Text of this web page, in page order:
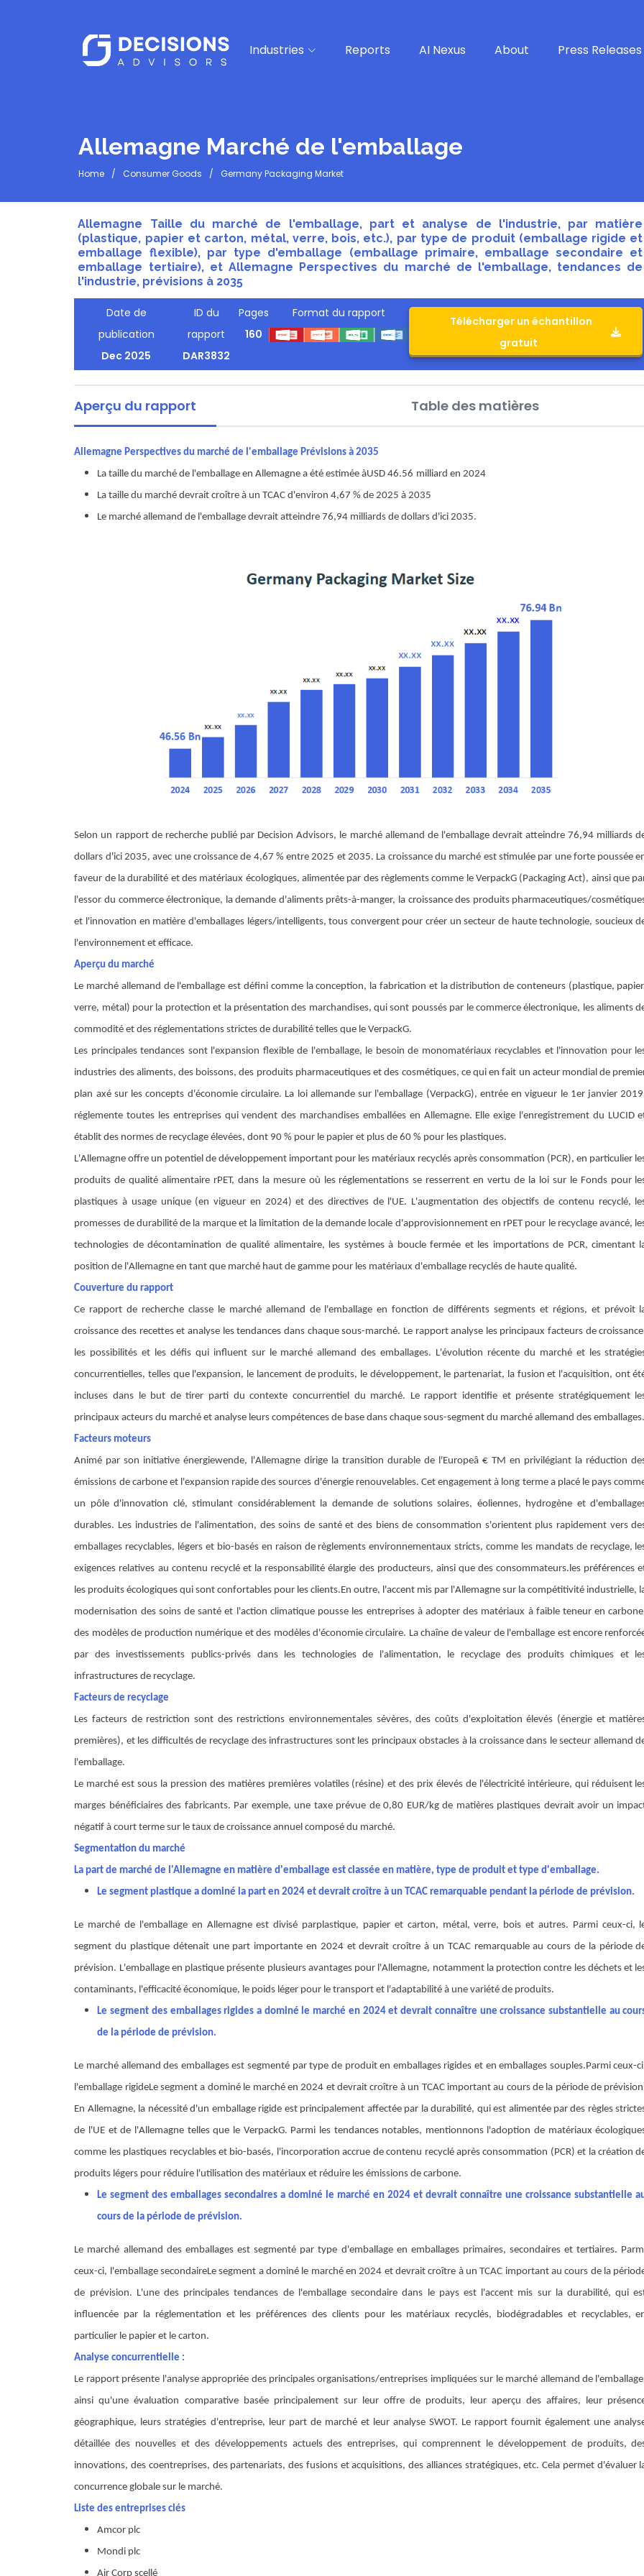
Industries Reports AI Nexus About Press Releases
Allemagne Marché de l'emballage
Home Consumer Goods Germany Packaging Market
Allemagne Taille du marché de l'emballage, part et analyse de l'industrie, par matière
(plastique, papier et carton, métal, verre, bois, etc.), par type de produit (emballage rigide et
emballage flexible), par type d'emballage (emballage primaire, emballage secondaire et
emballage tertiaire), et Allemagne Perspectives du marché de l'emballage, tendances de
l'industrie, prévisions à 2035
Date de
publication
Dec 2025
ID du
rapport
DAR3832
Pages
160
Format du rapport
Télécharger un échantillon
gratuit
Aperçu du rapport Table des matières
Allemagne Perspectives du marché de l'emballage Prévisions à 2035
La taille du marché de l'emballage en Allemagne a été estimée àUSD 46.56 milliard en 2024
La taille du marché devrait croître à un TCAC d'environ 4,67 % de 2025 à 2035
Le marché allemand de l'emballage devrait atteindre 76,94 milliards de dollars d'ici 2035.
Selon un rapport de recherche publié par Decision Advisors, le marché allemand de l'emballage devrait atteindre 76,94 milliards
dollars d'ici 2035, avec une croissance de 4,67 % entre 2025 et 2035. La croissance du marché est stimulée par une forte poussée
faveur de la durabilité et des matériaux écologiques, alimentée par des règlements comme le VerpackG (Packaging Act), ainsi que
l'essor du commerce électronique, la demande d'aliments prêts-à-manger, la croissance des produits pharmaceutiques/
et l'innovation en matière d'emballages légers/intelligents, tous convergent pour créer un secteur de haute technologie, soucieux
l'environnement et efficace.
Aperçu du marché
Le marché allemand de l'emballage est défini comme la conception, la fabrication et la distribution de conteneurs (plastique,
verre, métal) pour la protection et la présentation des marchandises, qui sont poussés par le commerce électronique, les aliments
commodité et des réglementations strictes de durabilité telles que le VerpackG.
Les principales tendances sont l'expansion flexible de l'emballage, le besoin de monomatériaux recyclables et l'innovation pour
industries des aliments, des boissons, des produits pharmaceutiques et des cosmétiques, ce qui en fait un acteur mondial de
plan axé sur les concepts d'économie circulaire. La loi allemande sur l'emballage (VerpackG), entrée en vigueur le 1er janvier
réglemente toutes les entreprises qui vendent des marchandises emballées en Allemagne. Elle exige l'enregistrement du LUCID
établit des normes de recyclage élevées, dont 90 % pour le papier et plus de 60 % pour les plastiques.
L'Allemagne offre un potentiel de développement important pour les matériaux recyclés après consommation (PCR), en particulier
produits de qualité alimentaire rPET, dans la mesure où les réglementations se resserrent en vertu de la loi sur le Fonds pour
plastiques à usage unique (en vigueur en 2024) et des directives de l'UE. L'augmentation des objectifs de contenu recyclé,
promesses de durabilité de la marque et la limitation de la demande locale d'approvisionnement en rPET pour le recyclage avancé,
technologies de décontamination de qualité alimentaire, les systèmes à boucle fermée et les importations de PCR, cimentant
position de l'Allemagne en tant que marché haut de gamme pour les matériaux d'emballage recyclés de haute qualité.
Couverture du rapport
Ce rapport de recherche classe le marché allemand de l'emballage en fonction de différents segments et régions, et prévoit
croissance des recettes et analyse les tendances dans chaque sous-marché. Le rapport analyse les principaux facteurs de
les possibilités et les défis qui influent sur le marché allemand des emballages. L'évolution récente du marché et les
concurrentielles, telles que l'expansion, le lancement de produits, le développement, le partenariat, la fusion et l'acquisition, ont
incluses dans le but de tirer parti du contexte concurrentiel du marché. Le rapport identifie et présente stratégiquement
principaux acteurs du marché et analyse leurs compétences de base dans chaque sous-segment du marché allemand des emballages.
Facteurs moteurs
Animé par son initiative énergiewende, l'Allemagne dirige la transition durable de l'Europeâ € TM en privilégiant la réduction
émissions de carbone et l'expansion rapide des sources d'énergie renouvelables. Cet engagement à long terme a placé le pays
un pôle d'innovation clé, stimulant considérablement la demande de solutions solaires, éoliennes, hydrogène et
durables. Les industries de l'alimentation, des soins de santé et des biens de consommation s'orientent plus rapidement vers
emballages recyclables, légers et bio-basés en raison de règlements environnementaux stricts, comme les mandats de recyclage,
exigences relatives au contenu recyclé et la responsabilité élargie des producteurs, ainsi que des consommateurs. les préférences
les produits écologiques qui sont confortables pour les clients.En outre, l'accent mis par l'Allemagne sur la compétitivité industrielle,
modernisation des soins de santé et l'action climatique pousse les entreprises à adopter des matériaux à faible teneur en
des modèles de production numérique et des modèles d'économie circulaire. La chaîne de valeur de l'emballage est encore
par des investissements publics-privés dans les technologies de l'alimentation, le recyclage des produits chimiques et
infrastructures de recyclage.
Facteurs de recyclage
Les facteurs de restriction sont des restrictions environnementales sévères, des coûts d'exploitation élevés (énergie et
premières), et les difficultés de recyclage des infrastructures sont les principaux obstacles à la croissance dans le secteur allemand
l'emballage.
Le marché est sous la pression des matières premières volatiles (résine) et des prix élevés de l'électricité intérieure, qui réduisent
marges bénéficiaires des fabricants. Par exemple, une taxe prévue de 0,80 EUR/kg de matières plastiques devrait avoir un
négatif à court terme sur le taux de croissance annuel composé du marché.
Segmentation du marché
La part de marché de l'Allemagne en matière d'emballage est classée en matière, type de produit et type d'emballage.
Le segment plastique a dominé la part en 2024 et devrait croître à un TCAC remarquable pendant la période de prévision.
Le marché de l'emballage en Allemagne est divisé parplastique, papier et carton, métal, verre, bois et autres. Parmi ceux-ci,
segment du plastique détenait une part importante en 2024 et devrait croître à un TCAC remarquable au cours de la période
prévision. L'emballage en plastique présente plusieurs avantages pour l'Allemagne, notamment la protection contre les déchets et
contaminants, l'efficacité économique, le poids léger pour le transport et l'adaptabilité à une variété de produits.
Le segment des emballages rigides a dominé le marché en 2024 et devrait connaître une croissance substantielle au
de la période de prévision.
Le marché allemand des emballages est segmenté par type de produit en emballages rigides et en emballages souples.Parmi ceux-
l'emballage rigideLe segment a dominé le marché en 2024 et devrait croître à un TCAC important au cours de la période de
En Allemagne, la nécessité d'un emballage rigide est principalement affectée par la durabilité, qui est alimentée par des règles
de l'UE et de l'Allemagne telles que le VerpackG. Parmi les tendances notables, mentionnons l'adoption de matériaux
comme les plastiques recyclables et bio-basés, l'incorporation accrue de contenu recyclé après consommation (PCR) et la création
produits légers pour réduire l'utilisation des matériaux et réduire les émissions de carbone.
Le segment des emballages secondaires a dominé le marché en 2024 et devrait connaître une croissance substantielle
cours de la période de prévision.
Le marché allemand des emballages est segmenté par type d'emballage en emballages primaires, secondaires et tertiaires.
ceux-ci, l'emballage secondaireLe segment a dominé le marché en 2024 et devrait croître à un TCAC important au cours de la
de prévision. L'une des principales tendances de l'emballage secondaire dans le pays est l'accent mis sur la durabilité, qui
influencée par la réglementation et les préférences des clients pour les matériaux recyclés, biodégradables et recyclables,
particulier le papier et le carton.
Analyse concurrentielle :
Le rapport présente l'analyse appropriée des principales organisations/entreprises impliquées sur le marché allemand de
ainsi qu'une évaluation comparative basée principalement sur leur offre de produits, leur aperçu des affaires, leur
géographique, leurs stratégies d'entreprise, leur part de marché et leur analyse SWOT. Le rapport fournit également une
détaillée des nouvelles et des développements actuels des entreprises, qui comprennent le développement de produits,
innovations, des coentreprises, des partenariats, des fusions et acquisitions, des alliances stratégiques, etc. Cela permet d'évaluer
concurrence globale sur le marché.
Liste des entreprises clés
Amcor plc
Mondi plc
Air Corp scellé